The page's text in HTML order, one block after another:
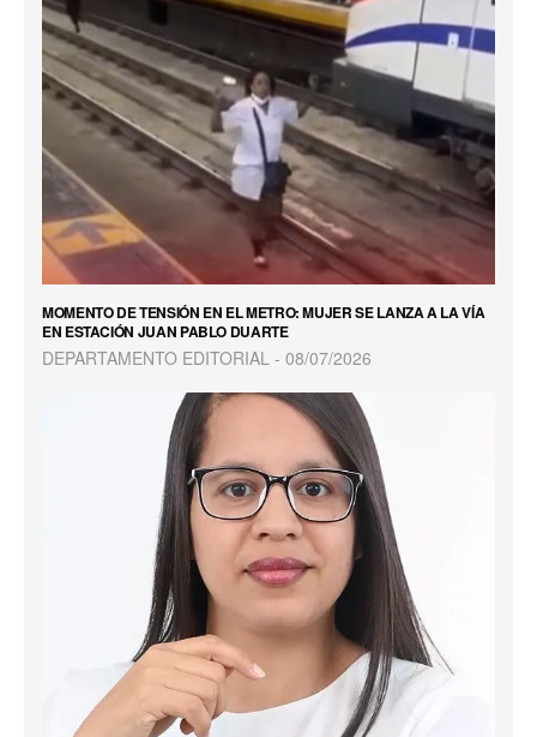
MOMENTO DE TENSIÓN EN EL METRO: MUJER SE LANZA A LA VÍA
EN ESTACIÓN JUAN PABLO DUARTE
DEPARTAMENTO EDITORIAL 08/07/2026